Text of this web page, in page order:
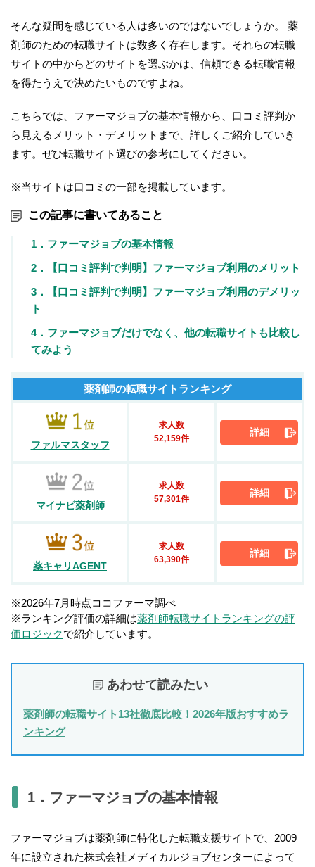
そんな疑問を感じている人は多いのではないでしょうか。 薬
剤師のための転職サイトは数多く存在します。それらの転職
サイトの中からどのサイトを選ぶかは、信頼できる転職情報
を得たうえで決めたいものですよね。
こちらでは、ファーマジョブの基本情報から、口コミ評判か
ら見えるメリット・デメリットまで、詳しくご紹介していき
ます。ぜひ転職サイト選びの参考にしてください。
※当サイトは口コミの一部を掲載しています。
この記事に書いてあること
1．ファーマジョブの基本情報
2．【口コミ評判で判明】ファーマジョブ利用のメリット
3．【口コミ評判で判明】ファーマジョブ利用のデメリッ
ト
4．ファーマジョブだけでなく、他の転職サイトも比較し
てみよう
薬剤師の転職サイトランキング
ファルマスタッフ
求人数
52,159件
詳細
マイナビ薬剤師
求人数
57,301件
詳細
薬キャリAGENT
求人数
63,390件
詳細
※2026年7月時点ココファーマ調べ
※ランキング評価の詳細は薬剤師転職サイトランキングの評
価ロジックで紹介しています。
あわせて読みたい
薬剤師の転職サイト13社徹底比較！2026年版おすすめラ
ンキング
1．ファーマジョブの基本情報
ファーマジョブは薬剤師に特化した転職支援サイトで、2009
年に設立された株式会社メディカルジョブセンターによって